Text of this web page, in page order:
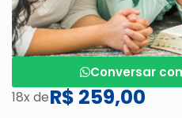
Conversar
18x deR$ 259,00